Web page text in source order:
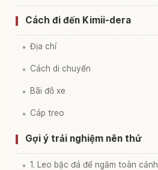
Cách đi đến Kimii-dera
Địa chỉ
Cách di chuyển
Bãi đỗ xe
Cáp treo
Gợi ý trải nghiệm nên thử
1. Leo bậc đá để ngắm toàn cảnh